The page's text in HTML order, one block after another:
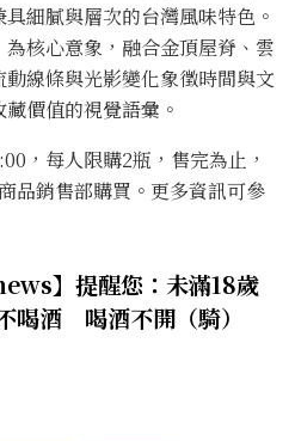
細膩與層次的台灣風味特色。
核心意象，融合金頂屋脊、雲
線條與光影變化象徵時間與文
價值的視覺語彙。
，每人限購2瓶，售完為止，
品銷售部購買。更多資訊可參
】提醒您：未滿18歲
喝酒 喝酒不開（騎）